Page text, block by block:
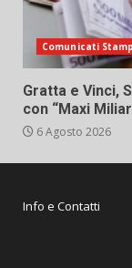
Comunicati
Gratta e Vinci,
con “Maxi
6 Agosto 2026
Info e Contatti